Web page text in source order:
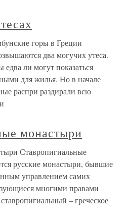
горы в Греции
два могучих утеса.
ли могут показаться
для жилья. Но в начале
распри раздирали всю
монастыри
Ставропигиальные
русские монастыри, бывшие
управлением самих
многими правами
– греческое